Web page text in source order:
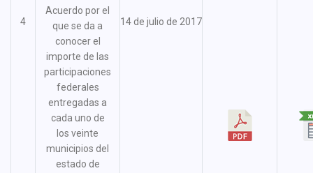
4
Acuerdo por el
que se da a
conocer el
importe de las
participaciones
federales
entregadas a
cada uno de
los veinte
municipios del
estado de
14 de julio de 2017